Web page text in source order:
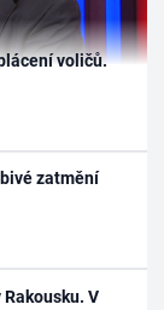
voličů.
zatmění
V